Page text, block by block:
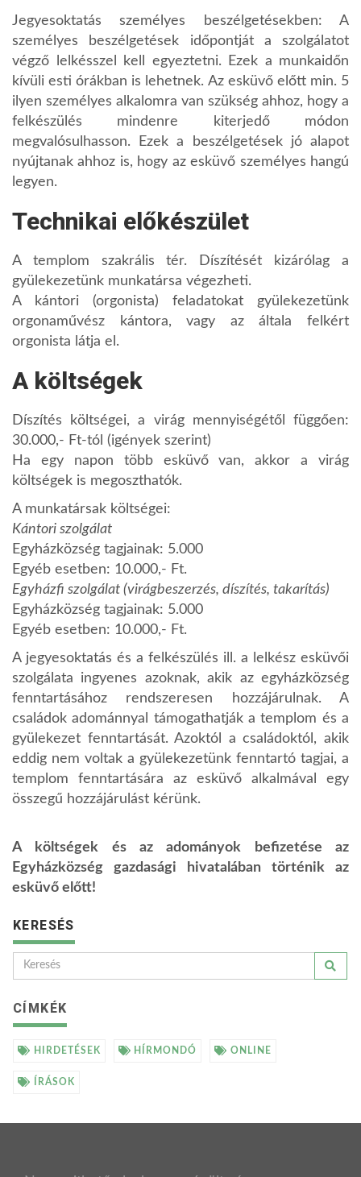
Jegyesoktatás személyes beszélgetésekben: A
személyes beszélgetések időpontját a szolgálatot
végző lelkésszel kell egyeztetni. Ezek a munkaidőn
kívüli esti órákban is lehetnek. Az esküvő előtt min. 5
ilyen személyes alkalomra van szükség ahhoz, hogy a
felkészülés mindenre kiterjedő módon
megvalósulhasson. Ezek a beszélgetések jó alapot
nyújtanak ahhoz is, hogy az esküvő személyes hangú
legyen.
Technikai előkészület
A templom szakrális tér. Díszítését kizárólag a
gyülekezetünk munkatársa végezheti.
A kántori (orgonista) feladatokat gyülekezetünk
orgonaművész kántora, vagy az általa felkért
orgonista látja el.
A költségek
Díszítés költségei, a virág mennyiségétől függően:
30.000,- Ft-tól (igények szerint)
Ha egy napon több esküvő van, akkor a virág
költségek is megoszthatók.
A munkatársak költségei:
Kántori szolgálat
Egyházközség tagjainak: 5.000
Egyéb esetben: 10.000,- Ft.
Egyházfi szolgálat (virágbeszerzés, díszítés, takarítás)
Egyházközség tagjainak: 5.000
Egyéb esetben: 10.000,- Ft.
A jegyesoktatás és a felkészülés ill. a lelkész esküvői
szolgálata ingyenes azoknak, akik az egyházközség
fenntartásához rendszeresen hozzájárulnak. A
családok adománnyal támogathatják a templom és a
gyülekezet fenntartását. Azoktól a családoktól, akik
eddig nem voltak a gyülekezetünk fenntartó tagjai, a
templom fenntartására az esküvő alkalmával egy
összegű hozzájárulást kérünk.
A költségek és az adományok befizetése az
Egyházközség gazdasági hivatalában történik az
esküvő előtt!
KERESÉS
CÍMKÉK
HIRDETÉSEK HÍRMONDÓ ONLINE
ÍRÁSOK